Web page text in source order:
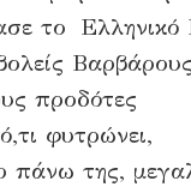
το Ελληνικό
προδότες
φυτρώνει,
πάνω της,